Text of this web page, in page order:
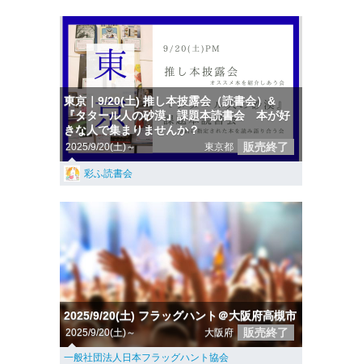
東京｜9/20(土) 推し本披露会（読書会）&
『タタール人の砂漠』課題本読書会 本が好
きな人で集まりませんか？
2025/9/20(土)～ 東京都 販売終了
彩ふ読書会
2025/9/20(土) フラッグハント＠大阪府高槻市
2025/9/20(土)～ 大阪府 販売終了
一般社団法人日本フラッグハント協会